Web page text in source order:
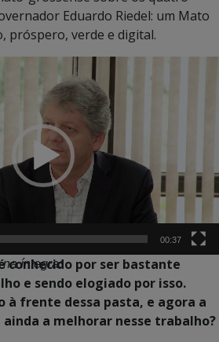
Eduardo Riedel: um Mato
próspero, verde e digital.
00:37
íntegra:
conhecido por ser bastante
e sendo elogiado por isso.
à frente dessa pasta, e agora a
a melhorar nesse trabalho?